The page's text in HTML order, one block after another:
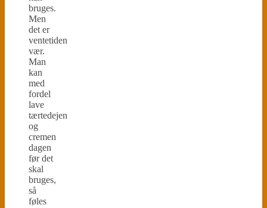
bruges.
Men
det er
ventetiden
vær.
Man
kan
med
fordel
lave
tærtedejen
og
cremen
dagen
før det
skal
bruges,
så
føles